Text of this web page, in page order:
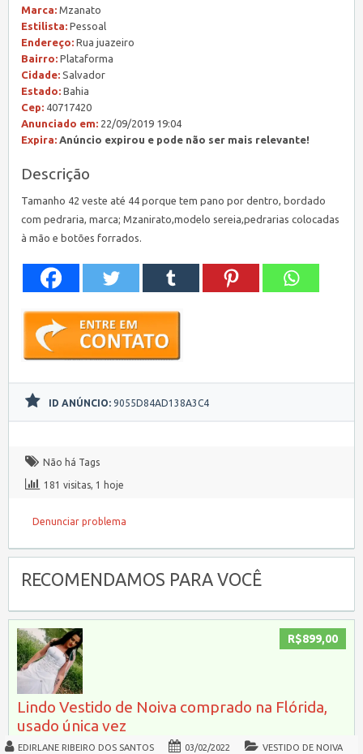
Marca: Mzanato
Estilista: Pessoal
Endereço: Rua juazeiro
Bairro: Plataforma
Cidade: Salvador
Estado: Bahia
Cep: 40717420
Anunciado em: 22/09/2019 19:04
Expira: Anúncio expirou e pode não ser mais relevante!
Descrição
Tamanho 42 veste até 44 porque tem pano por dentro, bordado
com pedraria, marca; Mzanirato,modelo sereia,pedrarias colocadas
à mão e botões forrados.
ID ANÚNCIO: 9055D84AD138A3C4
Não há Tags
181 visitas, 1 hoje
Denunciar problema
RECOMENDAMOS PARA VOCÊ
R$899,00
Lindo Vestido de Noiva comprado na Flórida,
usado única vez
EDIRLANE RIBEIRO DOS SANTOS 03/02/2022 VESTIDO DE NOIVA